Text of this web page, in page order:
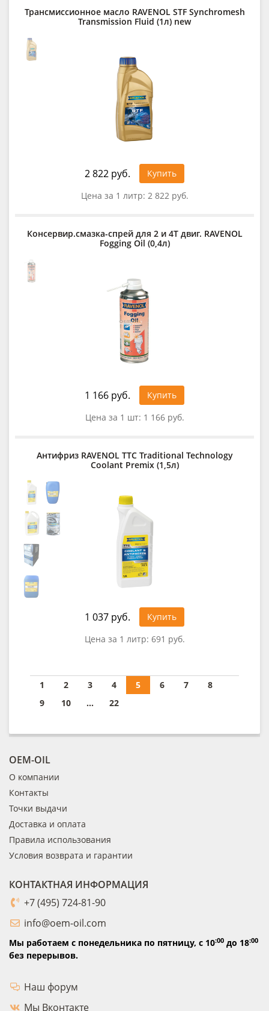
Трансмиссионное масло RAVENOL STF Synchromesh
Transmission Fluid (1л) new
2 822 руб.
Купить
Цена за 1 литр: 2 822 руб.
Консервир.смазка-спрей для 2 и 4Т двиг. RAVENOL
Fogging Oil (0,4л)
1 166 руб.
Купить
Цена за 1 шт: 1 166 руб.
Антифриз RAVENOL TTC Traditional Technology
Coolant Premix (1,5л)
1 037 руб.
Купить
Цена за 1 литр: 691 руб.
1 2 3 4 5 6 7
8
9
10 ... 22
OEM-OIL
О компании
Контакты
Точки выдачи
Доставка и оплата
Правила использования
Условия возврата и гарантии
КОНТАКТНАЯ ИНФОРМАЦИЯ
+7 (495) 724-81-90
info@oem-oil.com
Мы работаем с понедельника по пятницу, с 10:00 до 18:00
без перерывов.
Наш форум
Мы Вконтакте